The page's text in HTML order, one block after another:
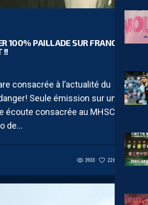
100% PAILLADE SUR FRANCE
!!
consacrée à l’actualité du
Seule émission sur un
écoute consacrée au MHSC,
de...
3933 226 26